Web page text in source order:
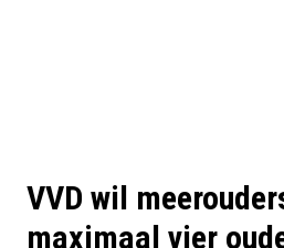
VVD wil
maximaal vier